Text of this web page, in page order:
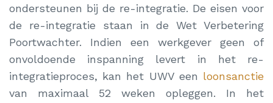
ondersteunen bij de re-integratie. De eisen voor
de re-integratie staan in de Wet Verbetering
Poortwachter. Indien een werkgever geen of
onvoldoende inspanning levert in het re-
integratieproces, kan het UWV een loonsanctie
van maximaal 52 weken opleggen. In het